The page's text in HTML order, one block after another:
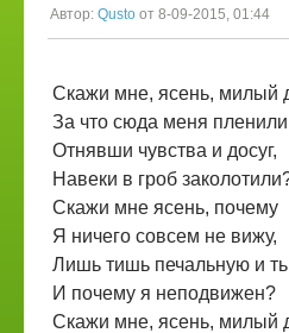
Автор: Qusto от 8-09-2015, 01:44
Скажи мне, ясень, милый
За что сюда меня
Отнявши чувства и досуг,
Навеки в гроб
Скажи мне ясень, почему
Я ничего совсем не вижу,
Лишь тишь печальную и
И почему я неподвижен?
Скажи мне, ясень, милый